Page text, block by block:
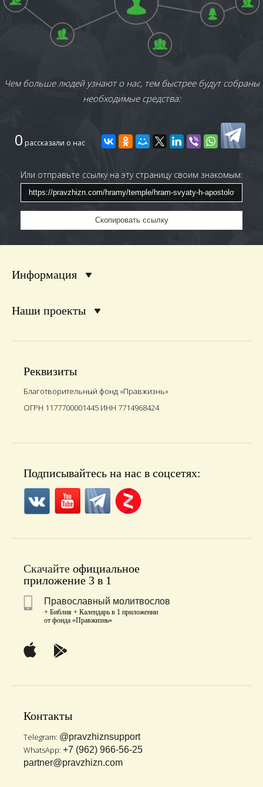
Чем больше людей узнают о нас, тем быстрее будут собраны
необходимые средства:
0 рассказали о нас
Или отправьте ссылку на эту страницу своим знакомым:
Скопировать ссылку
Информация
Наши проекты
Реквизиты
Благотворительный фонд «Правжизнь»
ОГРН 1177700001445 ИНН 7714968424
Подписывайтесь на нас в соцсетях:
Скачайте официальное
приложение 3 в 1
Православный молитвослов
+ Библия + Календарь в 1 приложении
от фонда «Правжизнь»
Контакты
Telegram: @pravzhiznsupport
WhatsApp: +7 (962) 966-56-25
partner@pravzhizn.com